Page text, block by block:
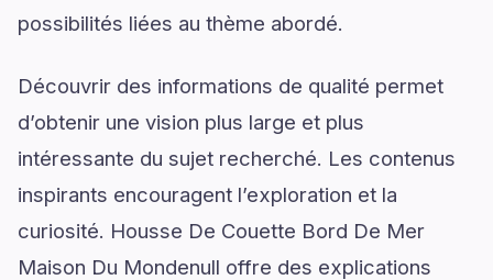
possibilités liées au thème abordé.
Découvrir des informations de qualité permet
d’obtenir une vision plus large et plus
intéressante du sujet recherché. Les contenus
inspirants encouragent l’exploration et la
curiosité. Housse De Couette Bord De Mer
Maison Du Mondenull offre des explications